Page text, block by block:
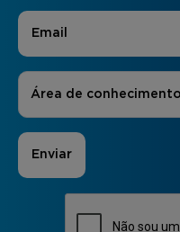
E-mail
Áreas de Interesse
Área de conhecimento